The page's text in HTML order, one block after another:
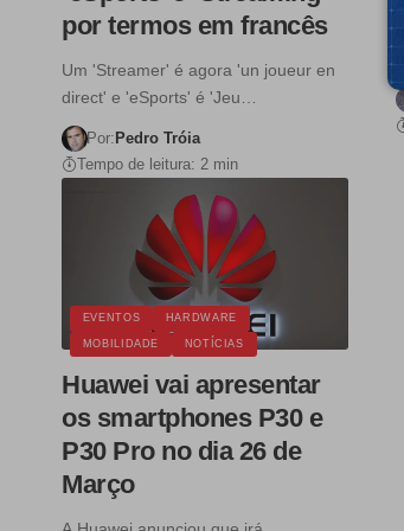
por termos em francês
Um 'Streamer' é agora 'un joueur en
direct' e 'eSports' é 'Jeu…
Por: Pedro Tróia
Tempo de leitura: 2 min
EVENTOS HARDWARE
MOBILIDADE NOTÍCIAS
Huawei vai apresentar
os smartphones P30 e
P30 Pro no dia 26 de
Março